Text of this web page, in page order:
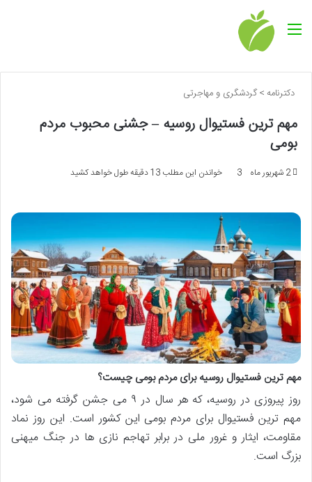
منو
دکترنامه >گردشگری و مهاجرتی
مهم ترین فستیوال روسیه – جشنی محبوب مردم
بومی
2 شهریور ماه 3 خواندن این مطلب 13 دقیقه طول خواهد کشید
مهم ترین فستیوال روسیه برای مردم بومی چیست؟
روز پیروزی در روسیه، که هر سال در ۹ می جشن گرفته می شود،
مهم ترین فستیوال برای مردم بومی این کشور است. این روز نماد
مقاومت، ایثار و غرور ملی در برابر تهاجم نازی ها در جنگ میهنی
بزرگ است.